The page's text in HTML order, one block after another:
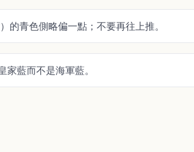
的青色側略偏一點；不要再往上推。
藍而不是海軍藍。